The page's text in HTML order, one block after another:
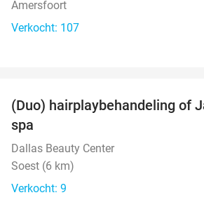
Amersfoort
Verkocht: 107
(Duo) hairplaybehandeling of
spa
Dallas Beauty Center
Soest (6 km)
Verkocht: 9